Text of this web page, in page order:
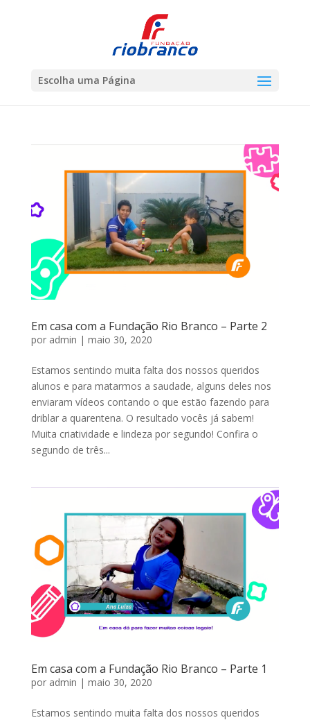
Escolha uma Página
Em casa com a Fundação Rio Branco – Parte 2
por admin | maio 30, 2020
Estamos sentindo muita falta dos nossos queridos
alunos e para matarmos a saudade, alguns deles nos
enviaram vídeos contando o que estão fazendo para
driblar a quarentena. O resultado vocês já sabem!
Muita criatividade e lindeza por segundo! Confira o
segundo de três...
Em casa com a Fundação Rio Branco – Parte 1
por admin | maio 30, 2020
Estamos sentindo muita falta dos nossos queridos